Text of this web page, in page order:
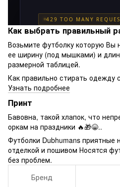
Как выбрать правильный
Возьмите футболку которую Вы
ее ширину (под мышками) и
размерной таблицей.
Как правильно стирать одежду
Узнать подробнее
Принт
Бавовна, такой хлапок, что
оркам на праздники 🔥🎁😁..
Футболки Dubhumans приятные
отделкой и пошивом Носятся
без проблем.
Бренд